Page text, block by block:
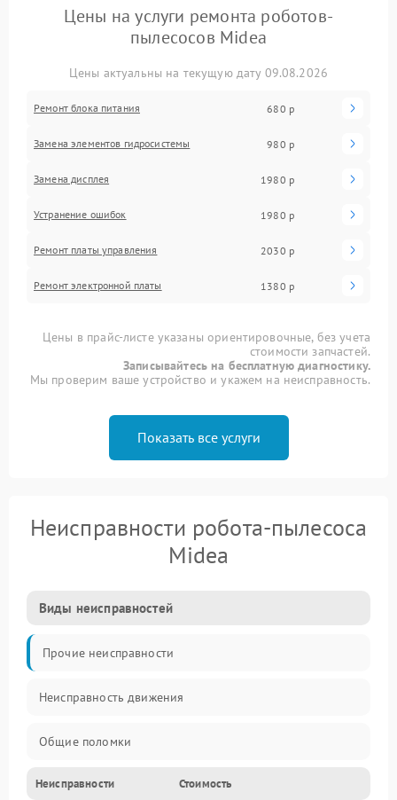
Цены на услуги ремонта роботов-
пылесосов Midea
Цены актуальны на текущую дату 09.08.2026
Ремонт блока питания 680 р
Замена элементов гидросистемы 980 р
Замена дисплея 1980 р
Устранение ошибок 1980 р
Ремонт платы управления 2030 р
Ремонт электронной платы 1380 р
Цены в прайс-листе указаны ориентировочные, без учета
стоимости запчастей.
Записывайтесь на бесплатную диагностику.
Мы проверим ваше устройство и укажем на неисправность.
Показать все услуги
Неисправности робота-пылесоса
Midea
Виды неисправностей
Прочие неисправности
Неисправность движения
Общие поломки
Неисправность датчиков
Неисправности Стоимость